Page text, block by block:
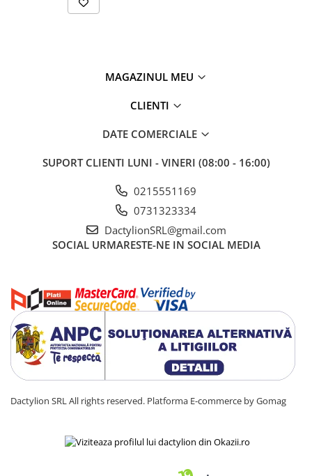
MAGAZINUL MEU
CLIENTI
DATE COMERCIALE
SUPORT CLIENTI LUNI - VINERI (08:00 - 16:00)
0215551169
0731323334
DactylionSRL@gmail.com
SOCIAL URMARESTE-NE IN SOCIAL MEDIA
Dactylion SRL All rights reserved. Platforma E-commerce by Gomag